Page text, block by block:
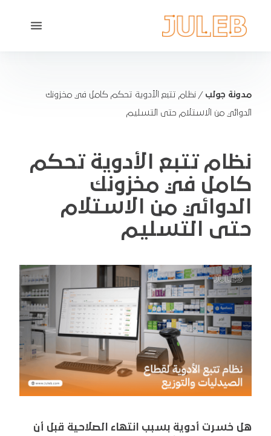
مدونة جولب / نظام تتبع الأدوية تحكم كامل في مخزونك
الدوائي من الاستلام حتى التسليم
نظام تتبع الأدوية تحكم
كامل في مخزونك
الدوائي من الاستلام
حتى التسليم
هل خسرت أدوية بسبب انتهاء الصلاحية قبل أن